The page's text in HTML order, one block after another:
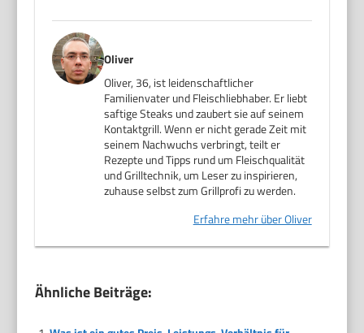
Oliver
Oliver, 36, ist leidenschaftlicher
Familienvater und Fleischliebhaber. Er liebt
saftige Steaks und zaubert sie auf seinem
Kontaktgrill. Wenn er nicht gerade Zeit mit
seinem Nachwuchs verbringt, teilt er
Rezepte und Tipps rund um Fleischqualität
und Grilltechnik, um Leser zu inspirieren,
zuhause selbst zum Grillprofi zu werden.
Erfahre mehr über Oliver
Ähnliche Beiträge: